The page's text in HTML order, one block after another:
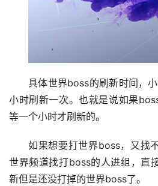
具体世界boss的刷新时间，
小时刷新一次。也就是说如果
等一个小时才刷新的。
如果想要打世界boss，又找
世界频道找打boss的人进组，直
新但是还没打掉的世界boss了。